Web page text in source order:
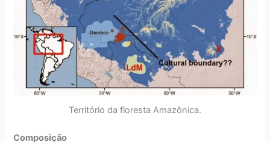
Território da floresta Amazônica.
Composição